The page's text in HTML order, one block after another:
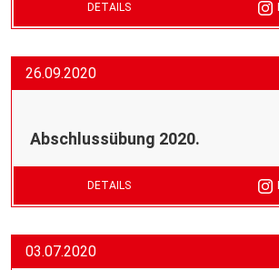
DETAILS
26.09.2020
Abschlussübung 2020.
DETAILS
03.07.2020